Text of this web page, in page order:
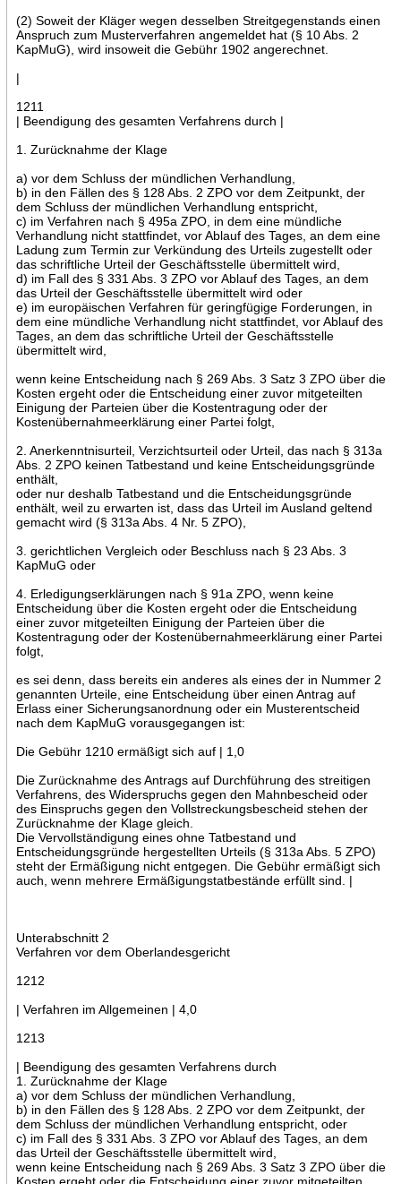
(2) Soweit der Kläger wegen desselben Streitgegenstands einen
Anspruch zum Musterverfahren angemeldet hat (§ 10 Abs. 2
KapMuG), wird insoweit die Gebühr 1902 angerechnet.
|
1211
| Beendigung des gesamten Verfahrens durch |
1. Zurücknahme der Klage
a) vor dem Schluss der mündlichen Verhandlung,
b) in den Fällen des § 128 Abs. 2 ZPO vor dem Zeitpunkt, der
dem Schluss der mündlichen Verhandlung entspricht,
c) im Verfahren nach § 495a ZPO, in dem eine mündliche
Verhandlung nicht stattfindet, vor Ablauf des Tages, an dem eine
Ladung zum Termin zur Verkündung des Urteils zugestellt oder
das schriftliche Urteil der Geschäftsstelle übermittelt wird,
d) im Fall des § 331 Abs. 3 ZPO vor Ablauf des Tages, an dem
das Urteil der Geschäftsstelle übermittelt wird oder
e) im europäischen Verfahren für geringfügige Forderungen, in
dem eine mündliche Verhandlung nicht stattfindet, vor Ablauf des
Tages, an dem das schriftliche Urteil der Geschäftsstelle
übermittelt wird,
wenn keine Entscheidung nach § 269 Abs. 3 Satz 3 ZPO über die
Kosten ergeht oder die Entscheidung einer zuvor mitgeteilten
Einigung der Parteien über die Kostentragung oder der
Kostenübernahmeerklärung einer Partei folgt,
2. Anerkenntnisurteil, Verzichtsurteil oder Urteil, das nach § 313a
Abs. 2 ZPO keinen Tatbestand und keine Entscheidungsgründe
enthält,
oder nur deshalb Tatbestand und die Entscheidungsgründe
enthält, weil zu erwarten ist, dass das Urteil im Ausland geltend
gemacht wird (§ 313a Abs. 4 Nr. 5 ZPO),
3. gerichtlichen Vergleich oder Beschluss nach § 23 Abs. 3
KapMuG oder
4. Erledigungserklärungen nach § 91a ZPO, wenn keine
Entscheidung über die Kosten ergeht oder die Entscheidung
einer zuvor mitgeteilten Einigung der Parteien über die
Kostentragung oder der Kostenübernahmeerklärung einer Partei
folgt,
es sei denn, dass bereits ein anderes als eines der in Nummer 2
genannten Urteile, eine Entscheidung über einen Antrag auf
Erlass einer Sicherungsanordnung oder ein Musterentscheid
nach dem KapMuG vorausgegangen ist:
Die Gebühr 1210 ermäßigt sich auf | 1,0
Die Zurücknahme des Antrags auf Durchführung des streitigen
Verfahrens, des Widerspruchs gegen den Mahnbescheid oder
des Einspruchs gegen den Vollstreckungsbescheid stehen der
Zurücknahme der Klage gleich.
Die Vervollständigung eines ohne Tatbestand und
Entscheidungsgründe hergestellten Urteils (§ 313a Abs. 5 ZPO)
steht der Ermäßigung nicht entgegen. Die Gebühr ermäßigt sich
auch, wenn mehrere Ermäßigungstatbestände erfüllt sind. |
Unterabschnitt 2
Verfahren vor dem Oberlandesgericht
1212
| Verfahren im Allgemeinen | 4,0
1213
| Beendigung des gesamten Verfahrens durch
1. Zurücknahme der Klage
a) vor dem Schluss der mündlichen Verhandlung,
b) in den Fällen des § 128 Abs. 2 ZPO vor dem Zeitpunkt, der
dem Schluss der mündlichen Verhandlung entspricht, oder
c) im Fall des § 331 Abs. 3 ZPO vor Ablauf des Tages, an dem
das Urteil der Geschäftsstelle übermittelt wird,
wenn keine Entscheidung nach § 269 Abs. 3 Satz 3 ZPO über die
Kosten ergeht oder die Entscheidung einer zuvor mitgeteilten